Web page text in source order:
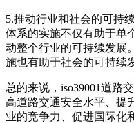
5.推动行业和社会的可持
体系的实施不仅有助于单
动整个行业的可持续发展
施也有助于社会的可持续
总的来说，iso39001道路
高道路交通安全水平、提
业的竞争力、促进国际化